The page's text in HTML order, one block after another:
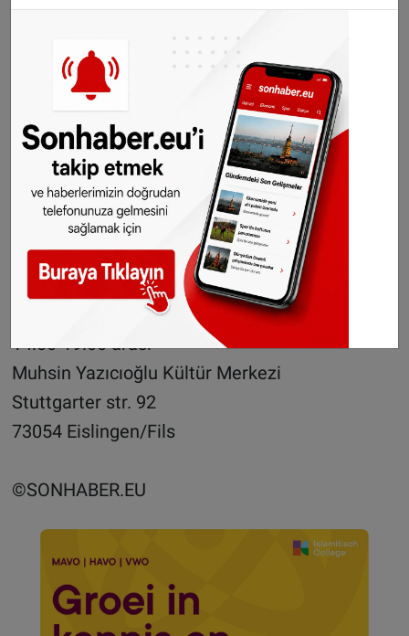
2. Kampanya
12.03.2016
11:00 – 16:00 arasi
IGMG Ortsverein Moosach,
Baubergerstr. 32
80992 München
3. Kampanya
14:00-19:00 arası
Muhsin Yazıcıoğlu Kültür Merkezi
Stuttgarter str. 92
73054 Eislingen/Fils
©SONHABER.EU